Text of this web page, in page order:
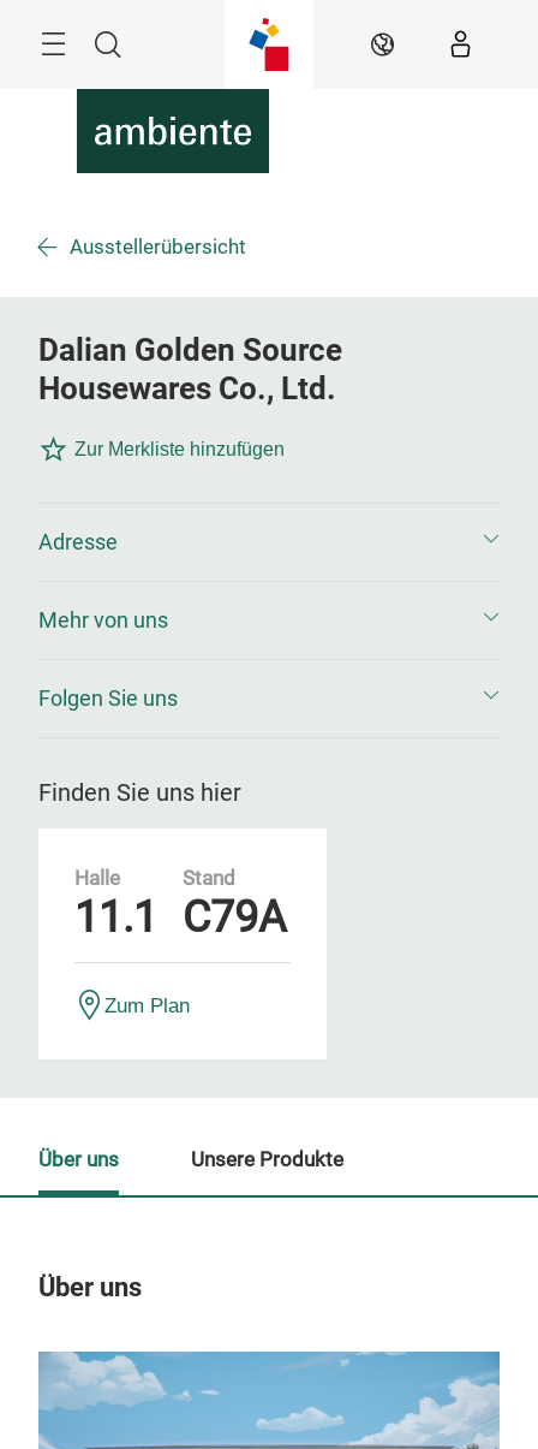
Suche DE
Ausstellerübersicht
Dalian Golden Source
Housewares Co., Ltd.
Zur Merkliste hinzufügen
Adresse
Mehr von uns
Folgen Sie uns
Finden Sie uns hier
Halle
11.1
Stand
C79A
Zum Plan
Über uns
Über uns Unsere Produkte